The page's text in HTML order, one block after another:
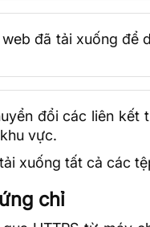
đã tải xuống để
đổi các liên kết
vực.
xuống tất cả các
chỉ